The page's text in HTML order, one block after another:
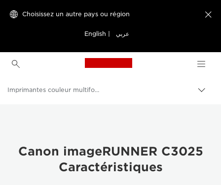
Choisissez un autre pays ou région
English عربي

Canon Logo, back to
Produits professionnels
Imprimantes et télécopieurs professionnels
Imprimantes couleur multifonction
Canon imageRUNNER C3025
Caractéristiques